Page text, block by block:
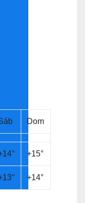
Dom
14° +15°
13° +14°